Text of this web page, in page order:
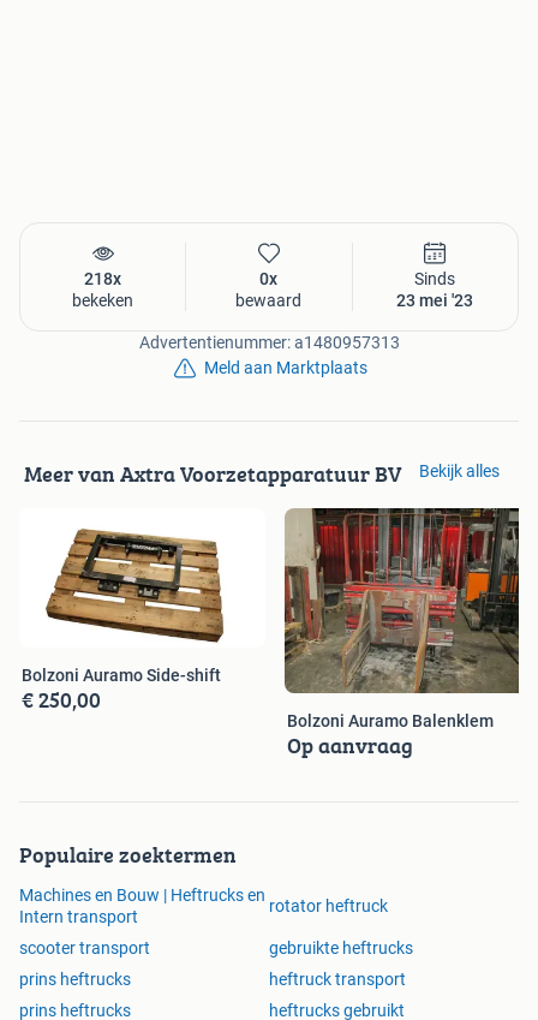
met ruim 2500 stuks is ons aanbod erg divers, voor elk
Axtra Voorzetapparatuur BV
Dinsdag 08.00 - 17.00 uur
Woensdag 08.00 - 17.00 uur
Donderdag 08.00 - 17.00 uur
Vrijdag 08.00 - 17.00 uur
Meer weten? Klik op de link en bezoek onze website of
webshop!
We helpen je graag verder! Wij zijn telefonisch bereikbaar
via 058-255 30 11. Stuur een mail naar info@axtra.nl of
218x
bekeken
0x
bewaard
Sinds
23 mei '23
Advertentienummer: a1480957313
Meld aan Marktplaats
Meer van Axtra Voorzetapparatuur BV Bekijk alles
Bolzoni Auramo Side-shift
€ 250,00
Bolzoni Auramo Balenklem
Op aanvraag
Populaire zoektermen
Machines en Bouw | Heftrucks en
Intern transport
rotator heftruck
scooter transport
gebruikte heftrucks
prins heftrucks
heftruck transport
prins heftrucks
heftrucks gebruikt